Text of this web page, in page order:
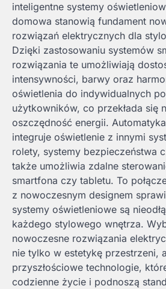
inteligentne systemy
domowa stanowią fundament
rozwiązań elektrycznych dla
Dzięki zastosowaniu systemów
rozwiązania te umożliwiają
intensywności, barwy oraz
oświetlenia do indywidualnych
użytkowników, co przekłada się
oszczędność energii.
integruje oświetlenie z innymi
rolety, systemy bezpieczeństwa
także umożliwia zdalne
smartfona czy tabletu. To
z nowoczesnym designem
systemy oświetleniowe są
każdego stylowego wnętrza.
nowoczesne rozwiązania
nie tylko w estetykę przestrzeni,
przyszłościowe technologie,
codzienne życie i podnoszą